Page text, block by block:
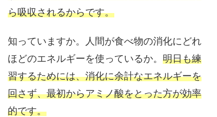
ら吸収されるからです。
知っていますか。人間が食べ物の消化にどれ
ほどのエネルギーを使っているか。 明日も練
習するためには、消化に余計なエネルギーを
回さず、最初からアミノ酸をとった方が効率
的です。